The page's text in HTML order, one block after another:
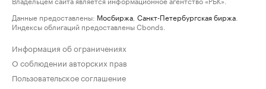
Данные предоставлены: Мосбиржа Санкт-Петербургская биржа
Индексы облигаций предоставлены Cbonds.
Информация об ограничениях
О соблюдении авторских прав
Пользовательское соглашение